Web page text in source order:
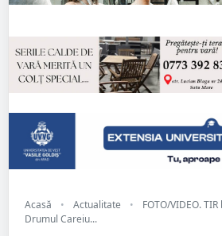
Acasă • Actualitate •
FOTO/VIDEO.
Drumul Careiu...